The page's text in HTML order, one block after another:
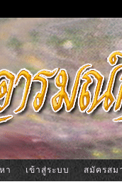
า เข้าสู่ระบบ สมัครสม